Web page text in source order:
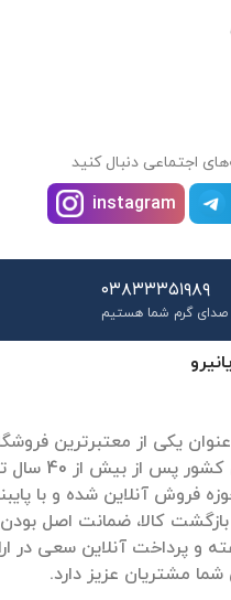
عنوان یکی از معتبرترین
برق صنعتی
حوزه فروش آنلاین شده و با
ساعته و پرداخت آنلاین سعی در
مشتریان عزیز دارد.
اجتماعی دنبال کنید
instagram
۰۳۸۳۳۳۵۱۹۸۹
صدای گرم شما هستیم